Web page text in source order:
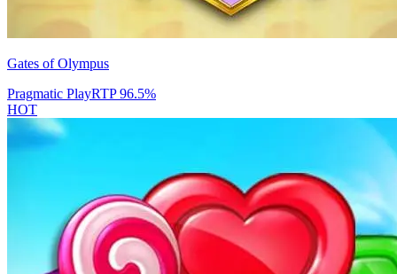
Gates of Olympus
Pragmatic PlayRTP96.5%
HOT